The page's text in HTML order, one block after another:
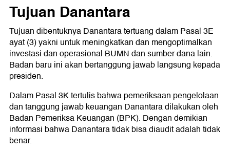
Tujuan Danantara
Tujuan dibentuknya Danantara tertuang dalam Pasal 3E
ayat (3) yakni untuk meningkatkan dan mengoptimalkan
investasi dan operasional BUMN dan sumber dana lain.
Badan baru ini akan bertanggung jawab langsung kepada
presiden.
Dalam Pasal 3K tertulis bahwa pemeriksaan pengelolaan
dan tanggung jawab keuangan Danantara dilakukan oleh
Badan Pemeriksa Keuangan (BPK). Dengan demikian
informasi bahwa Danantara tidak bisa diaudit adalah tidak
benar.